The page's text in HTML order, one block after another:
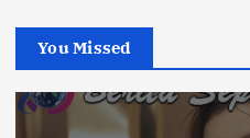
You Missed